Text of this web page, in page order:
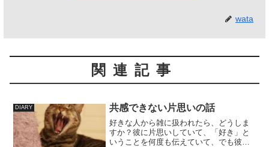
wata
関連記事
DIARY 共感できない片思いの話
好きな人から雑に扱われたら、どうしま
すか？彼に片思いしていて、「好き」と
いうことを何度も伝えていて、でも彼に